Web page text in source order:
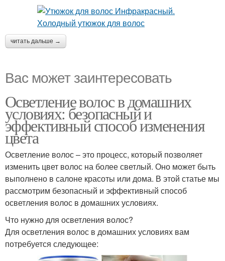
читать дальше →
Вас может заинтересовать
Осветление волос в домашних
условиях: безопасный и
эффективный способ изменения
цвета
Осветление волос – это процесс, который позволяет
изменить цвет волос на более светлый. Оно может быть
выполнено в салоне красоты или дома. В этой статье мы
рассмотрим безопасный и эффективный способ
осветления волос в домашних условиях.
Что нужно для осветления волос?
Для осветления волос в домашних условиях вам
потребуется следующее: